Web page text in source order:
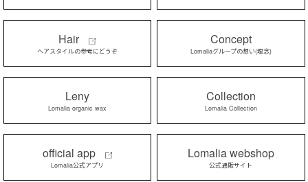
Hair
ヘアスタイルの参考にどうぞ
Concept
Lomaliaグループの想い(理念)
Leny
Lomalia organic wax
Collection
Lomalia Collection
official app
Lomalia公式アプリ
Lomalia webshop
公式通販サイト